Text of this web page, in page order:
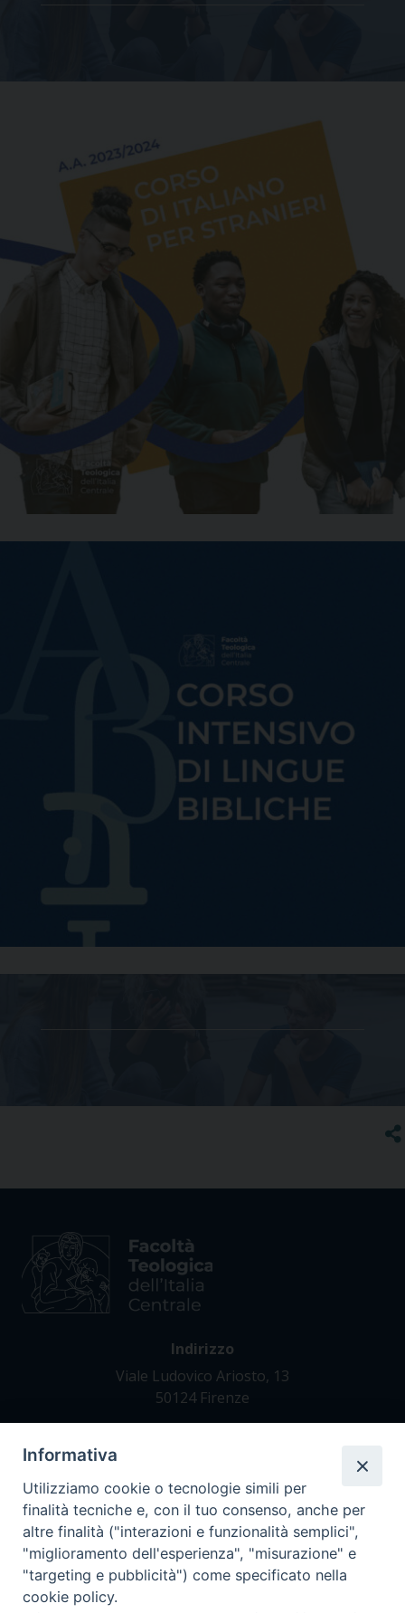
Indirizzo
Viale Ludovico Ariosto, 13
50124 Firenze
Tel. +39 055 42 82 21
segreteria@teofir.it
www.teofir.it
Informativa
Utilizziamo cookie o tecnologie simili per
finalità tecniche e, con il tuo consenso, anche per
altre finalità ("interazioni e funzionalità semplici",
"miglioramento dell'esperienza", "misurazione" e
"targeting e pubblicità") come specificato nella
cookie policy.